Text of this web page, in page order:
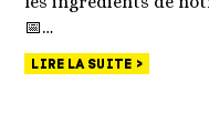
📅…
LIRE LA SUITE